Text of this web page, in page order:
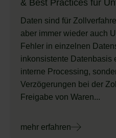
& Best Practices für
Daten sind für
aber immer wieder auch
Fehler in einzelnen
inkonsistente Datenbasis
interne Processing,
Verzögerungen bei der
Freigabe von Waren...
mehr erfahren